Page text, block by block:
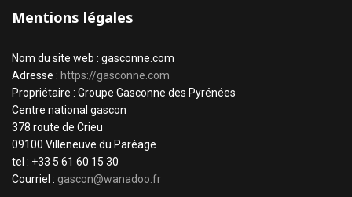
Mentions légales
Nom du site web : gasconne.com
Adresse : https://gasconne.com
Propriétaire : Groupe Gasconne des Pyrénées
Centre national gascon
378 route de Crieu
09100 Villeneuve du Paréage
tel : +33 5 61 60 15 30
Courriel : gascon@wanadoo.fr